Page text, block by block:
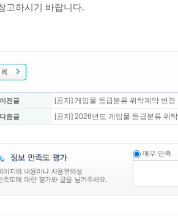
고하시기 바랍니다.
전글 [공지] 게임물 등급분류 위탁계약 변
음글 [공지] 2026년도 게임물 등급분류 위
매우 만족